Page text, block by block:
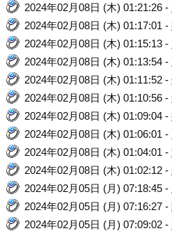
2024年02月08日 (木) 01:21:26 -
2024年02月08日 (木) 01:17:01 -
2024年02月08日 (木) 01:15:13 -
2024年02月08日 (木) 01:13:54 -
2024年02月08日 (木) 01:11:52 -
2024年02月08日 (木) 01:10:56 -
2024年02月08日 (木) 01:09:04 -
2024年02月08日 (木) 01:06:01 -
2024年02月08日 (木) 01:04:01 -
2024年02月08日 (木) 01:02:12 -
2024年02月05日 (月) 07:18:45 -
2024年02月05日 (月) 07:16:27 -
2024年02月05日 (月) 07:09:02 -